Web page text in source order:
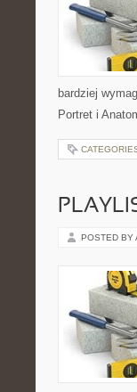
bardziej
Portret i
POSTED BY